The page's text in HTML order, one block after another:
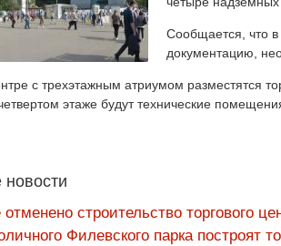
Сообщается, что
документацию,
с трехэтажным атриумом разместятся
этаже будут технические
строительство торгового
Филевского парка построят